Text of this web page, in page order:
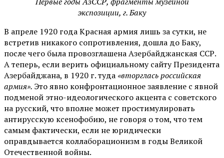
экспозиции, г. Баку
В апреле 1920 года Красная армия лишь за сутки, не
встретив никакого сопротивления, дошла до Баку,
после чего была провозглашена Азербайджанская ССР.
А теперь, если верить официальному сайту Президента
Азербайджана, в 1920 г. туда «вторглась российская
армия». Это явно конфронтационное заявление с явной
подменой этно-идеологического акцента с советского
на русский, что вполне может простимулировать
антирусскую ксенофобию, не говоря о том, что тем
самым фактически, если не юридически
оправдывается коллаборационизм в годы Великой
Отечественной войны.